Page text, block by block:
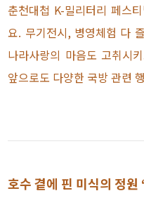
춘천대첩 K-밀리터리 페스
요. 무기전시, 병영체험 다
나라사랑의 마음도 고취시
앞으로도 다양한 국방 관련
호수 곁에 핀 미식의 정원